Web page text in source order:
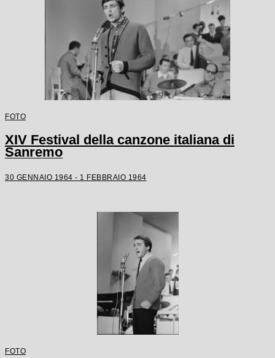
FOTO
XIV Festival della canzone italiana di
Sanremo
30 GENNAIO 1964 - 1 FEBBRAIO 1964
FOTO